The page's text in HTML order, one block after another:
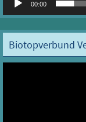
00:00
Biotopverbund